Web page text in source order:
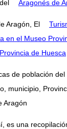
Aragonés de
Aragón, El
en el Museo
de Huesca
de población
municipio,
Aragón
es una